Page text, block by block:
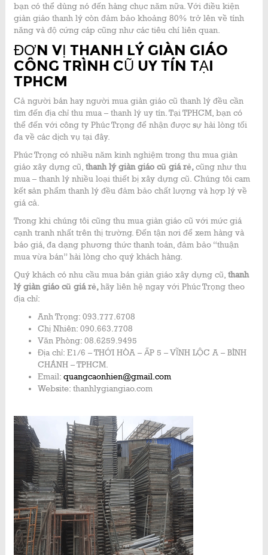
bạn có thể dùng nó đến hàng chục năm nữa. Với điều kiện
giàn giáo thanh lý còn đảm bảo khoảng 80% trở lên về tính
năng và độ cứng cáp cũng như các tiêu chí liên quan.
ĐƠN VỊ THANH LÝ GIÀN GIÁO
CÔNG TRÌNH CŨ UY TÍN TẠI
TPHCM
Cả người bán hay người mua giàn giáo cũ thanh lý đều cần
tìm đến địa chỉ thu mua – thanh lý uy tín. Tại TPHCM, bạn có
thể đến với công ty Phúc Trọng để nhận được sự hài lòng tối
đa về các dịch vụ tại đây.
Phúc Trọng có nhiều năm kinh nghiệm trong thu mua giàn
giáo xây dựng cũ, thanh lý giàn giáo cũ giá rẻ,cũng như thu
mua – thanh lý nhiều loại thiết bị xây dựng cũ. Chúng tôi cam
kết sản phẩm thanh lý đều đảm bảo chất lượng và hợp lý về
giá cả.
Trong khi chúng tôi cũng thu mua giàn giáo cũ với mức giá
cạnh tranh nhất trên thị trường. Đến tận nơi để xem hàng và
báo giá, đa dạng phương thức thanh toán, đảm bảo “thuận
mua vừa bán” hài lòng cho quý khách hàng.
Quý khách có nhu cầu mua bán giàn giáo xây dựng cũ, thanh
lý giàn giáo cũ giá rẻ,hãy liên hệ ngay với Phúc Trọng theo
địa chỉ:
Anh Trọng: 093.777.6708
Chị Nhiên: 090.663.7708
Văn Phòng: 08.6259.9495
Địa chỉ: E1/6 – THỚI HÒA – ẤP 5 – VĨNH LỘC A – BÌNH
CHÁNH – TPHCM.
Email: quangcaonhien@gmail.com
Website: thanhlygiangiao.com